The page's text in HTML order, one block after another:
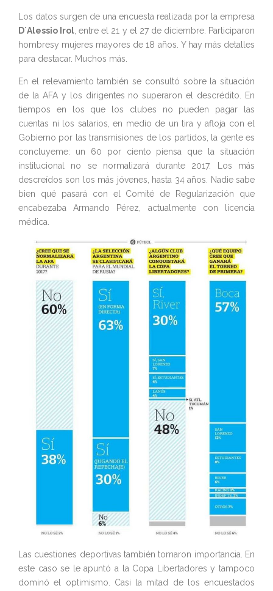
Los datos surgen de una encuesta realizada por la empresa
D´Alessio Irol , entre el 21 y el 27 de diciembre. Participaron
hombresy mujeres mayores de 18 años. Y hay más detalles
para destacar. Muchos más.
En el relevamiento también se consultó sobre la situación
de la AFA y los dirigentes no superaron el descrédito. En
tiempos en los que los clubes no pueden pagar las
cuentas ni los salarios, en medio de un tira y afloja con el
Gobierno por las transmisiones de los partidos, la gente es
concluyeme: un 60 por ciento piensa que la situación
institucional no se normalizará durante 2017. Los más
descreídos son los más jóvenes, hasta 34 años. Nadie sabe
bien qué pasará con el Comité de Regularización que
encabezaba Armando Pérez, actualmente con licencia
médica.
Las cuestiones deportivas también tomaron importancia. En
este caso se le apuntó a la Copa Libertadores y tampoco
dominó el optimismo. Casi la mitad de los encuestados